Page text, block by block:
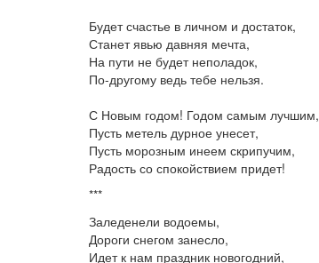
Будет счастье в личном и достаток,
Станет явью давняя мечта,
На пути не будет неполадок,
По-другому ведь тебе нельзя.
С Новым годом! Годом самым лучшим,
Пусть метель дурное унесет,
Пусть морозным инеем скрипучим,
Радость со спокойствием придет!
***
Заледенели водоемы,
Дороги снегом занесло,
Идет к нам праздник новогодний,